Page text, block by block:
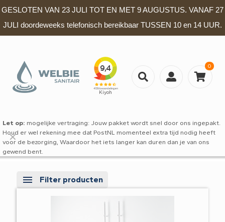
GESLOTEN VAN 23 JULI TOT EN MET 9 AUGUSTUS. VANAF 27
JULI doordeweeks telefonisch bereikbaar TUSSEN 10 en 14 UUR.
0
Let op: mogelijke vertraging: Jouw pakket wordt snel door ons ingepakt.
Houd er wel rekening mee dat PostNL momenteel extra tijd nodig heeft
voor de bezorging, Waardoor het iets langer kan duren dan je van ons
gewend bent.
✕
Filter producten